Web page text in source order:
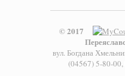
© 2017
вул. Богдана
(04567) 5-80-